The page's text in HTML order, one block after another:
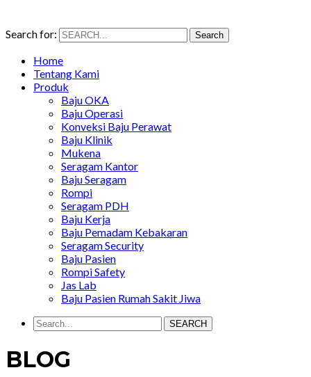
Search for: Search
Home
Tentang Kami
Produk
Baju OKA
Baju Operasi
Konveksi Baju Perawat
Baju Klinik
Mukena
Seragam Kantor
Baju Seragam
Rompi
Seragam PDH
Baju Kerja
Baju Pemadam Kebakaran
Seragam Security
Baju Pasien
Rompi Safety
Jas Lab
Baju Pasien Rumah Sakit Jiwa
SEARCH
BLOG